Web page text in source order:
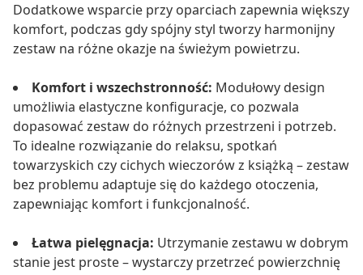
Dodatkowe wsparcie przy oparciach zapewnia większy
komfort, podczas gdy spójny styl tworzy harmonijny
zestaw na różne okazje na świeżym powietrzu.
Komfort i wszechstronność: Modułowy design
umożliwia elastyczne konfiguracje, co pozwala
dopasować zestaw do różnych przestrzeni i potrzeb.
To idealne rozwiązanie do relaksu, spotkań
towarzyskich czy cichych wieczorów z książką – zestaw
bez problemu adaptuje się do każdego otoczenia,
zapewniając komfort i funkcjonalność.
Łatwa pielęgnacja: Utrzymanie zestawu w dobrym
stanie jest proste – wystarczy przetrzeć powierzchnię